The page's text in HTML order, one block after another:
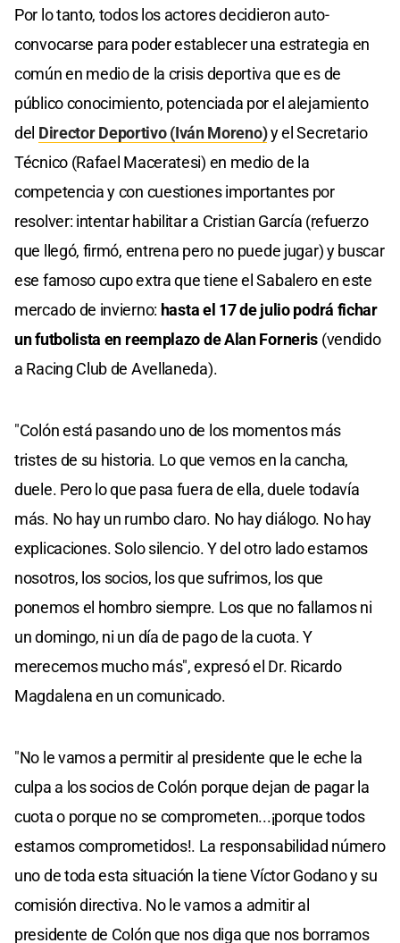
Por lo tanto, todos los actores decidieron auto-
convocarse para poder establecer una estrategia en
común en medio de la crisis deportiva que es de
público conocimiento, potenciada por el alejamiento
del Director Deportivo (Iván Moreno)y el Secretario
Técnico (Rafael Maceratesi) en medio de la
competencia y con cuestiones importantes por
resolver: intentar habilitar a Cristian García (refuerzo
que llegó, firmó, entrena pero no puede jugar) y buscar
ese famoso cupo extra que tiene el Sabalero en este
mercado de invierno: hasta el 17 de julio podrá fichar
un futbolista en reemplazo de Alan Forneris (vendido
a Racing Club de Avellaneda).
"Colón está pasando uno de los momentos más
tristes de su historia. Lo que vemos en la cancha,
duele. Pero lo que pasa fuera de ella, duele todavía
más. No hay un rumbo claro. No hay diálogo. No hay
explicaciones. Solo silencio. Y del otro lado estamos
nosotros, los socios, los que sufrimos, los que
ponemos el hombro siempre. Los que no fallamos ni
un domingo, ni un día de pago de la cuota. Y
merecemos mucho más", expresó el Dr. Ricardo
Magdalena en un comunicado.
"No le vamos a permitir al presidente que le eche la
culpa a los socios de Colón porque dejan de pagar la
cuota o porque no se comprometen...¡porque todos
estamos comprometidos!. La responsabilidad número
uno de toda esta situación la tiene Víctor Godano y su
comisión directiva. No le vamos a admitir al
presidente de Colón que nos diga que nos borramos